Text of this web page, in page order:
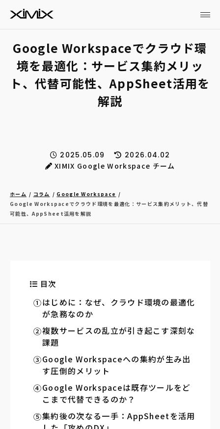
Google Workspaceでクラウド環
境を最適化：サービス集約メリッ
ト、代替可能性、AppSheet活用を
解説
2025.05.09
2026.04.02
XIMIX Google Workspace チーム
ホーム コラム
Google Workspace
Google Workspaceでクラウド環境を最適化：サービス集約メリット、代替
可能性、AppSheet活用を解説
目次
はじめに：なぜ、クラウド環境の最適化
が急務なのか
複数サービスの乱立が引き起こす深刻な
課題
Google Workspaceへの集約が生み出
す圧倒的メリット
Google Workspaceは既存ツールをど
こまで代替できるのか？
集約後の次なる一手：AppSheetを活用